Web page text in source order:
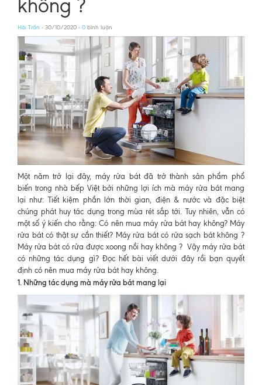
không ?
Hải Trần - 30/10/2020 - 0 bình luận
Một năm trở lại đây, máy rửa bát đã trở thành sản phẩm phổ
biến trong nhà bếp Việt bởi những lợi ích mà máy rửa bát mang
lại như: Tiết kiệm phần lớn thời gian, điện & nước và đặc biệt
chúng phát huy tác dụng trong mùa rét sắp tới. Tuy nhiên, vẫn có
một số ý kiến cho rằng: Có nên mua máy rửa bát hay không? Máy
rửa bát có thật sự cần thiết? Máy rửa bát có rửa sạch bát không ?
Máy rửa bát có rửa được xoong nồi hay không ? Vậy máy rửa bát
có những tác dụng gì? Đọc hết bài viết dưới đây rồi bạn quyết
định có nên mua máy rửa bát hay không.
1. Những tác dụng mà máy rửa bát mang lại